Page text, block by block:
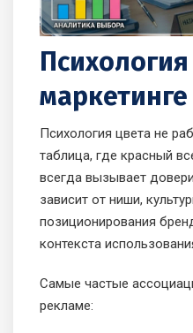
маркетинге
Психология цвета не
таблица, где красный
всегда вызывает
зависит от ниши,
позиционирования
контекста
Самые частые
рекламе: